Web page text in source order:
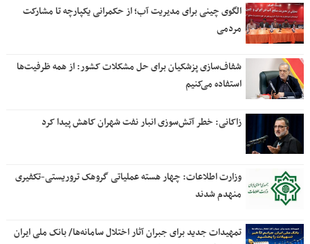
الگوی چینی برای مدیریت آب؛ از حکمرانی یکپارچه تا مشارکت
مردمی
شفاف‌سازی پزشکیان برای حل مشکلات کشور: از همه ظرفیت‌ها
استفاده می‌کنیم
زاکانی: خطر آتش‌سوزی انبار نفت شهران کاهش پیدا کرد
وزارت اطلاعات: چهار هسته‌ عملیاتی گروهک‌ تروریستی-تکفیری
منهدم شدند
تمهیدات جدید برای جبران آثار اختلال سامانه‌ها/ بانک ملی ایران